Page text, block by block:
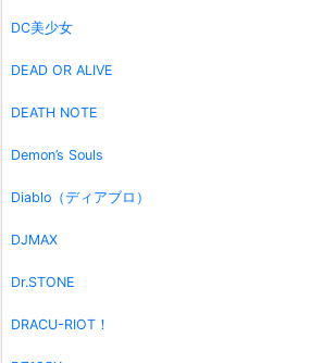
DC美少女
DEAD OR ALIVE
DEATH NOTE
Demon’s Souls
Diablo（ディアブロ）
DJMAX
Dr.STONE
DRACU-RIOT！